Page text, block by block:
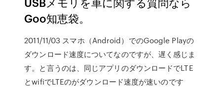
Goo知恵袋。
2011/11/03 スマホ（Android）でのGoogle Playの
ダウンロード速度についてなのですが、遅く感じま
す。と言うのは、同じアプリのダウンロードでLTE
とwifiでLTEのがダウンロード速度が速いのです